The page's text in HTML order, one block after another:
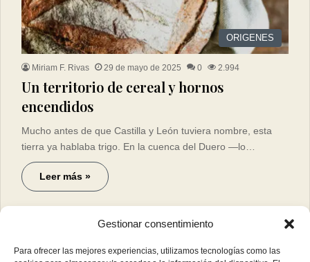
Gestionar consentimiento
Para ofrecer las mejores experiencias, utilizamos tecnologías como las
ORIGENES
Miriam F. Rivas 29 de mayo de 2025 0 2.994
Un territorio de cereal y hornos
encendidos
Mucho antes de que Castilla y León tuviera nombre, esta
tierra ya hablaba trigo. En la cuenca del Duero —lo…
Leer más »